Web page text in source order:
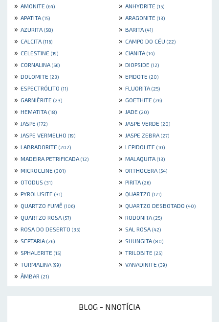
» AMONITE (64) » ANHYDRITE (15)
» APATITA (15) » ARAGONITE (13)
» AZURITA (58) » BARITA (41)
» CALCITA (116) » CAMPO DO CÉU (22)
» CELESTINE (19) » CIANITA (14)
» CORNALINA (56) » DIOPSIDE (12)
» DOLOMITE (23) » EPIDOTE (20)
» ESPECTRÓLITO (11) » FLUORITA (25)
» GARNIÈRITE (23) » GOETHITE (26)
» HEMATITA (18) » JADE (20)
» JASPE (172) » JASPE VERDE (20)
» JASPE VERMELHO (19) » JASPE ZEBRA (27)
» LABRADORITE (202) » LEPIDOLITE (10)
» MADEIRA PETRIFICADA (12) » MALAQUITA (13)
» MICROCLINE (301) » ORTHOCERA (54)
» OTODUS (31) » PIRITA (26)
» PYROLUSITE (31) » QUARTZO (171)
» QUARTZO FUMÊ (106) » QUARTZO DESBOTADO (40)
» QUARTZO ROSA (57) » RODONITA (25)
» ROSA DO DESERTO (35) » SAL ROSA (42)
» SEPTARIA (26) » SHUNGITA (80)
» SPHALERITE (15) » TRILOBITE (25)
» TURMALINA (99) » VANADINITE (39)
» ÂMBAR (21)
BLOG - NNOTÍCIA